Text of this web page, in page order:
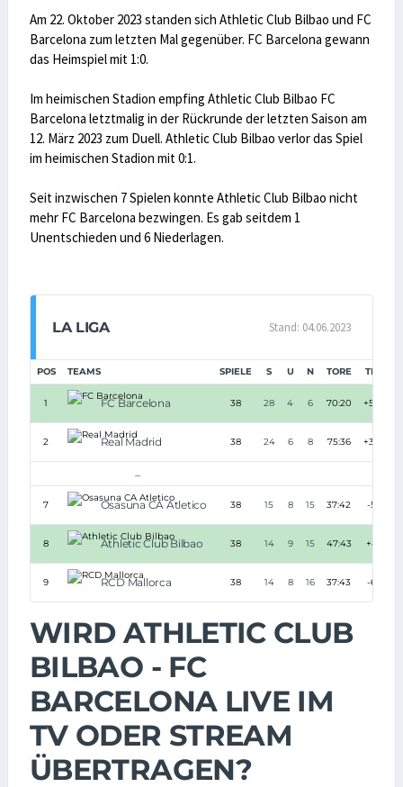
Am 22. Oktober 2023 standen sich Athletic Club Bilbao und FC
Barcelona zum letzten Mal gegenüber. FC Barcelona gewann
das Heimspiel mit 1:0.
Im heimischen Stadion empfing Athletic Club Bilbao FC
Barcelona letztmalig in der Rückrunde der letzten Saison am
12. März 2023 zum Duell. Athletic Club Bilbao verlor das Spiel
im heimischen Stadion mit 0:1.
Seit inzwischen 7 Spielen konnte Athletic Club Bilbao nicht
mehr FC Barcelona bezwingen. Es gab seitdem 1
Unentschieden und 6 Niederlagen.
LA LIGA Stand: 04.06.2023
POS TEAMS SPIELE S U N TORE TD
1 FC Barcelona 38 28 4 6 70:20 +50
2 Real Madrid 38 24 6 8 75:36 +39
...
7 Osasuna CA Atletico 38 15 8 15 37:42 -5
8 Athletic Club Bilbao 38 14 9 15 47:43 +4
9 RCD Mallorca 38 14 8 16 37:43 -6
WIRD ATHLETIC CLUB
BILBAO - FC
BARCELONA LIVE IM
TV ODER STREAM
ÜBERTRAGEN?